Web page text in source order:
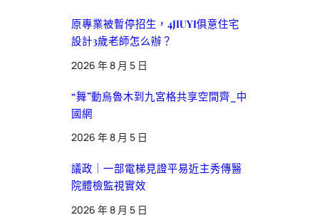
原專業被暫停招生，4JIUYI俱意住宅
設計3歲老師怎么辦？
2026 年 8 月 5 日
“舞”動烏魯木到九宮格共享空間齊_中
國網
2026 年 8 月 5 日
議政｜一部電梯見證平易近主秀傳醫
院體檢監視實效
2026 年 8 月 5 日